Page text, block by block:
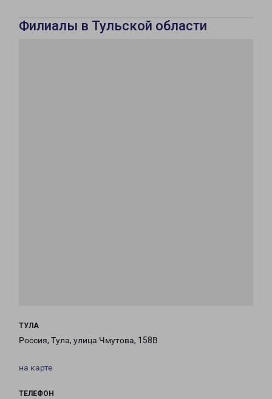
Филиалы в Тульской области
ТУЛА
Россия, Тула, улица Чмутова, 158В
на карте
ТЕЛЕФОН